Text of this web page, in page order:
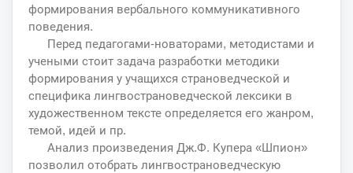
формирования вербального коммуникативного
поведения.
Перед педагогами-новаторами, методистами и
учеными стоит задача разработки методики
формирования у учащихся страноведческой и
специфика лингвострановедческой лексики в
художественном тексте определяется его жанром,
темой, идей и пр.
Анализ произведения Дж.Ф. Купера «Шпион»
позволил отобрать лингвострановедческую